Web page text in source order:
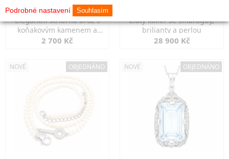
Elegantní stříbrná brož s
koňakovým kamenem a
markazity
2 700 Kč
Zlatý kolier se smaragdy,
brilianty a perlou
28 900 Kč
NOVÉ OBJEDNÁNO NOVÉ OBJEDNÁNO
Podrobné nastavení Souhlasím